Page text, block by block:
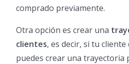
comprado previamente.
Otra opción es crear una
clientes, es decir, si tu
puedes crear una trayectoria